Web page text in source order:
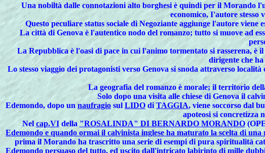
Una nobiltà dalle connotazioni alto borghesi è quindi per il Morando
economico, I'autore stesso
Questo peculiare status sociale di Negoziante aggiunge l'autore
La città di Genova è l'autentico nodo del romanzo; tutto si muove ad
La Repubblica è l'oasi di pace in cui l'animo tormentato si rasserena, è
dirigente che
Lo stesso viaggio dei protagonisti verso Genova si snoda attraverso
La geografia del romanzo è morale; il territorio
Solo dopo una visita alle chiese di Genova il
Edemondo, dopo unnaufragio sulLIDO diTAGGIA, viene soccorso dal
apoteosi si concretizza
Nel cap.VIdella "ROSALINDA" DI BERNARDO MORANDO
Edemondo e quando ormai il calvinista inglese ha maturato la scelta di
prima il Morando ha trascritto una serie di esempi di pura spiritualità
Edemondo persuaso del tutto, ed uscito dall'intricato labirinto di mille